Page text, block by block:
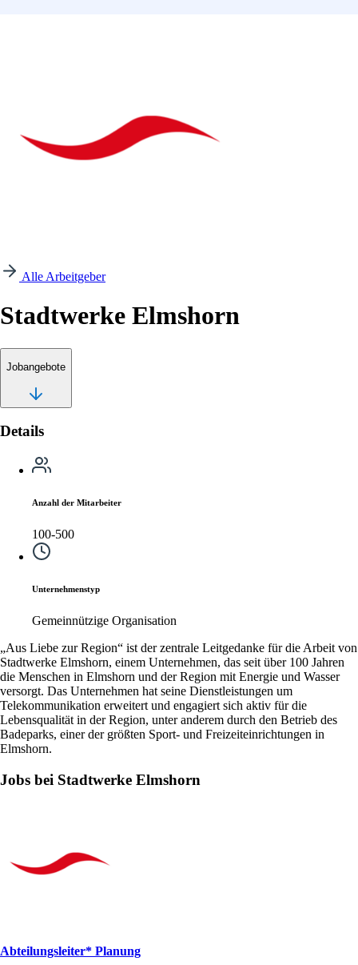
Alle Arbeitgeber
Stadtwerke Elmshorn
Jobangebote
Details
Anzahl der Mitarbeiter
100-500
Unternehmenstyp
Gemeinnützige Organisation
„Aus Liebe zur Region“ ist der zentrale Leitgedanke für die Arbeit von
Stadtwerke Elmshorn, einem Unternehmen, das seit über 100 Jahren
die Menschen in Elmshorn und der Region mit Energie und Wasser
versorgt. Das Unternehmen hat seine Dienstleistungen um
Telekommunikation erweitert und engagiert sich aktiv für die
Lebensqualität in der Region, unter anderem durch den Betrieb des
Badeparks, einer der größten Sport- und Freizeiteinrichtungen in
Elmshorn.
Jobs bei Stadtwerke Elmshorn
Abteilungsleiter* Planung